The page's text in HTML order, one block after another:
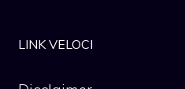
LINK VELOCI